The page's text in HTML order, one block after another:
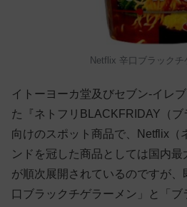
Netflix 辛口ブラックチ
イトーヨーカ堂及びセブン‐イレ
た『ネトフリBLACKFRIDAY（ブ
向けのスポット商品で、Netflix（
ンドを冠した商品としては国内最
が順次展開されているのですが
口ブラックチゲラーメン」と「